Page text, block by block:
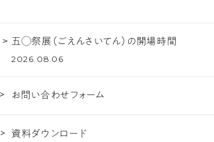
問
五◯祭展（ごえんさいてん）の開場時間
2026.08.06
お問い合わせフォーム
資料ダウンロード